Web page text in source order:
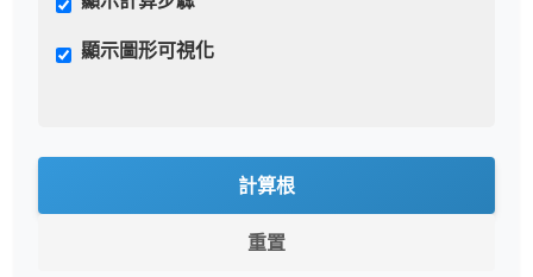
顯示圖形可視化
計算根
重置